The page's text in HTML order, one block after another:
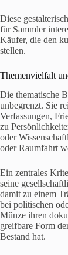
Diese
für Sammler
Käufer, die den
stellen.
Themenvielfalt
Die thematische
unbegrenzt. Sie
Verfassungen,
zu
oder
oder Raumfahrt
Ein zentrales
seine
damit zu einem
bei politischen
Münze ihren
greifbare Form
Bestand hat.